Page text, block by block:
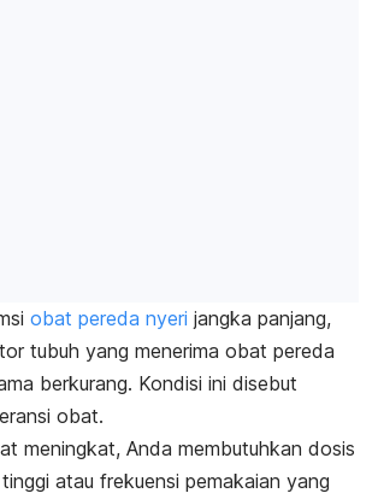
obat pereda nyeri jangka panjang,
tubuh yang menerima obat pereda
berkurang. Kondisi ini disebut
obat.
meningkat, Anda membutuhkan dosis
atau frekuensi pemakaian yang